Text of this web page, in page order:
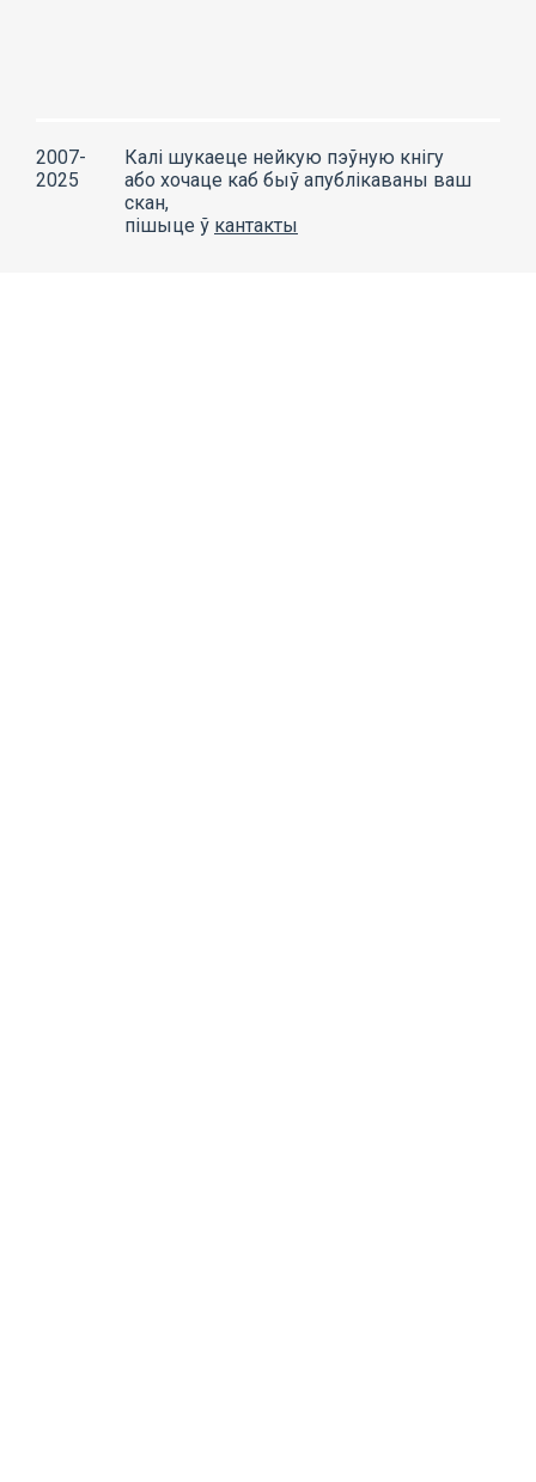
2007-
2025
Калі шукаеце нейкую пэўную кнігу
або хочаце каб быў апублікаваны ваш
скан,
пішыце ў кантакты